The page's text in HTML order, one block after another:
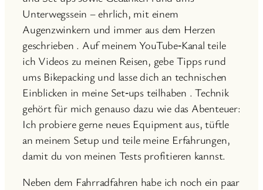
Unterwegssein – ehrlich, mit einem
Augenzwinkern und immer aus dem Herzen
geschrieben . Auf meinem YouTube‑Kanal teile
ich Videos zu meinen Reisen, gebe Tipps rund
ums Bikepacking und lasse dich an technischen
Einblicken in meine Set‑ups teilhaben . Technik
gehört für mich genauso dazu wie das Abenteuer:
Ich probiere gerne neues Equipment aus, tüftle
an meinem Setup und teile meine Erfahrungen,
damit du von meinen Tests profitieren kannst.
Neben dem Fahrradfahren habe ich noch ein paar